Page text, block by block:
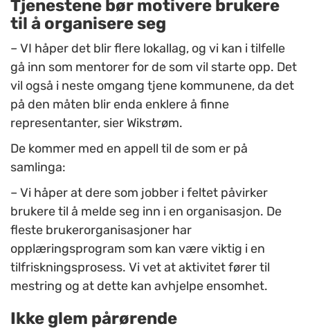
Tjenestene bør motivere brukere
til å organisere seg
– VI håper det blir flere lokallag, og vi kan i tilfelle
gå inn som mentorer for de som vil starte opp. Det
vil også i neste omgang tjene kommunene, da det
på den måten blir enda enklere å finne
representanter, sier Wikstrøm.
De kommer med en appell til de som er på
samlinga:
– Vi håper at dere som jobber i feltet påvirker
brukere til å melde seg inn i en organisasjon. De
fleste brukerorganisasjoner har
opplæringsprogram som kan være viktig i en
tilfriskningsprosess. Vi vet at aktivitet fører til
mestring og at dette kan avhjelpe ensomhet.
Ikke glem pårørende